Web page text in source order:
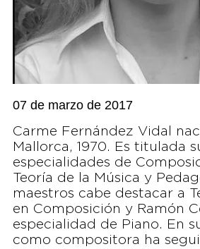
07 de marzo de 2017
Carme Fernández Vidal
Mallorca, 1970. Es titulada
especialidades de
Teoría de la Música y
maestros cabe destacar a
en Composición y Ramón
especialidad de Piano. En
como compositora ha